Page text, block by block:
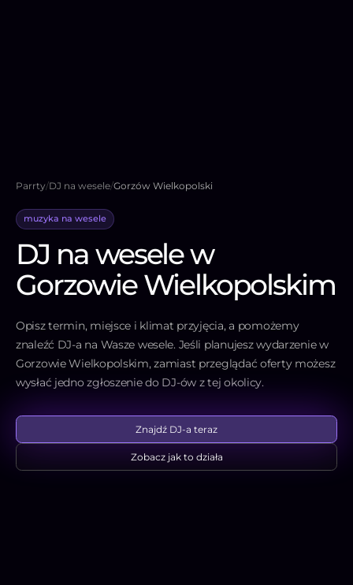
Parrty/DJ na wesele/Gorzów Wielkopolski
muzyka na wesele
DJ na wesele w
Gorzowie Wielkopolskim
Opisz termin, miejsce i klimat przyjęcia, a pomożemy
znaleźć DJ-a na Wasze wesele. Jeśli planujesz wydarzenie w
Gorzowie Wielkopolskim, zamiast przeglądać oferty możesz
wysłać jedno zgłoszenie do DJ-ów z tej okolicy.
Znajdź DJ-a teraz
Zobacz jak to działa